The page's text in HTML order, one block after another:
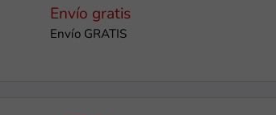
Envío gratis
Envío GRATIS